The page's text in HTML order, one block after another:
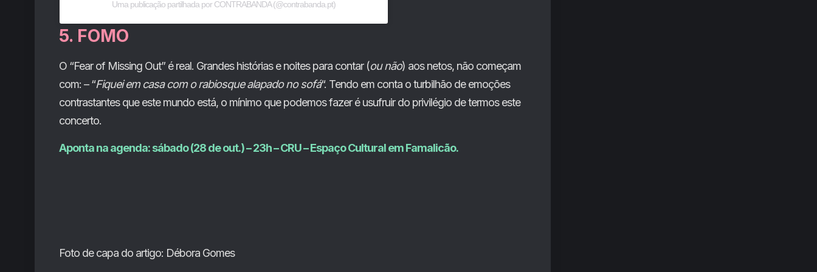
Uma publicação partilhada por CONTRABANDA (@contrabanda.pt)
5. FOMO
O “Fear of Missing Out” é real. Grandes histórias e noites para contar (ou não) aos netos, não começam
com: – “Fiquei em casa com o rabiosque alapado no sofá“. Tendo em conta o turbilhão de emoções
contrastantes que este mundo está, o mínimo que podemos fazer é usufruir do privilégio de termos este
concerto.
Aponta na agenda: sábado (28 de out.) – 23h – CRU – Espaço Cultural em Famalicão.
Foto de capa do artigo: Débora Gomes